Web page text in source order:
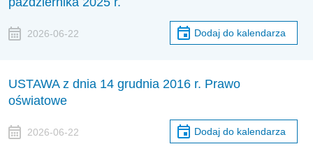
2026-06-22 Dodaj do kalendarza
USTAWA z dnia 14 grudnia 2016 r. Prawo
oświatowe
2026-06-22 Dodaj do kalendarza